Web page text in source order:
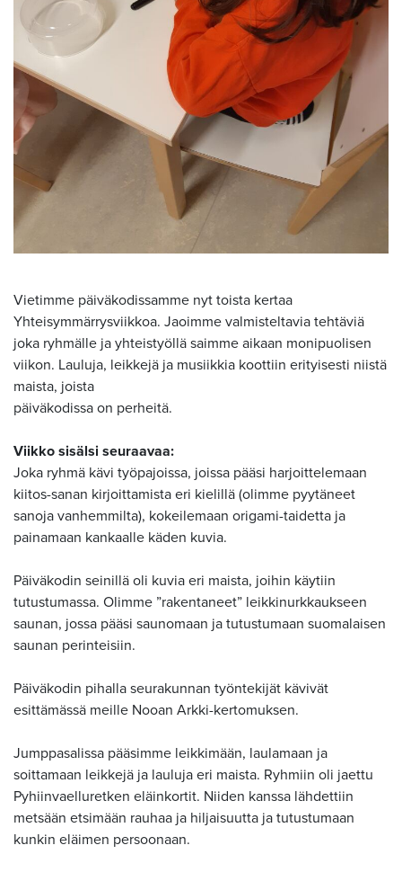
Vietimme päiväkodissamme nyt toista kertaa
Yhteisymmärrysviikkoa. Jaoimme valmisteltavia tehtäviä
joka ryhmälle ja yhteistyöllä saimme aikaan monipuolisen
viikon. Lauluja, leikkejä ja musiikkia koottiin erityisesti niistä
maista, joista
päiväkodissa on perheitä.
Viikko sisälsi seuraavaa:
Joka ryhmä kävi työpajoissa, joissa pääsi harjoittelemaan
kiitos-sanan kirjoittamista eri kielillä (olimme pyytäneet
sanoja vanhemmilta), kokeilemaan origami-taidetta ja
painamaan kankaalle käden kuvia.
Päiväkodin seinillä oli kuvia eri maista, joihin käytiin
tutustumassa. Olimme ”rakentaneet” leikkinurkkaukseen
saunan, jossa pääsi saunomaan ja tutustumaan suomalaisen
saunan perinteisiin.
Päiväkodin pihalla seurakunnan työntekijät kävivät
esittämässä meille Nooan Arkki-kertomuksen.
Jumppasalissa pääsimme leikkimään, laulamaan ja
soittamaan leikkejä ja lauluja eri maista. Ryhmiin oli jaettu
Pyhiinvaelluretken eläinkortit. Niiden kanssa lähdettiin
metsään etsimään rauhaa ja hiljaisuutta ja tutustumaan
kunkin eläimen persoonaan.